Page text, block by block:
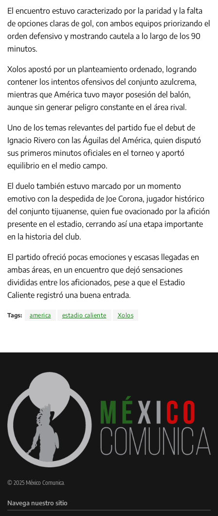
El encuentro estuvo caracterizado por la paridad y la falta
de opciones claras de gol, con ambos equipos priorizando el
orden defensivo y mostrando cautela a lo largo de los 90
minutos.
Xolos apostó por un planteamiento ordenado, logrando
contener los intentos ofensivos del conjunto azulcrema,
mientras que América tuvo mayor posesión del balón,
aunque sin generar peligro constante en el área rival.
Uno de los temas relevantes del partido fue el debut de
Ignacio Rivero con las Águilas del América, quien disputó
sus primeros minutos oficiales en el torneo y aportó
equilibrio en el medio campo.
El duelo también estuvo marcado por un momento
emotivo con la despedida de Joe Corona, jugador histórico
del conjunto tijuanense, quien fue ovacionado por la afición
presente en el estadio, cerrando así una etapa importante
en la historia del club.
El partido ofreció pocas emociones y escasas llegadas en
ambas áreas, en un encuentro que dejó sensaciones
divididas entre los aficionados, pese a que el Estadio
Caliente registró una buena entrada.
Tags: america estadio caliente Xolos
© 2025 México Comunica.
Navega nuestro sitio